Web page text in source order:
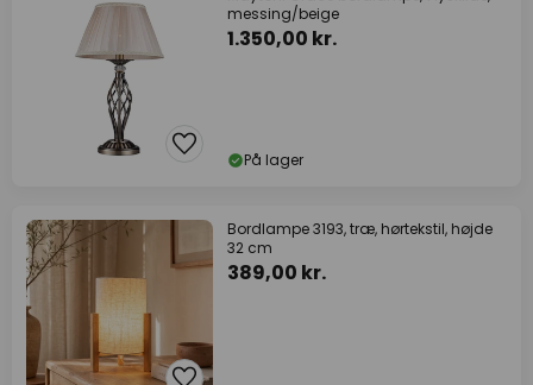
messing/beige
1.350,00 kr.
På lager
Bordlampe 3193, træ, hørtekstil, højde
32 cm
389,00 kr.